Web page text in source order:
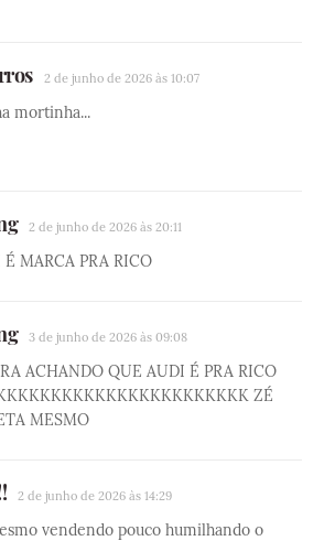
2 de junho de 2026 às 10:07
mortinha...
2 de junho de 2026 às 20:11
MARCA PRA RICO
3 de junho de 2026 às 09:08
ACHANDO QUE AUDI É PRA RICO
ZÉ
MESMO
2 de junho de 2026 às 14:29
vendendo pouco humilhando o